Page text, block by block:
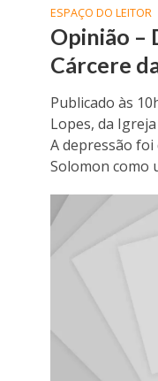
ESPAÇO DO LEITOR
Opinião –
Cárcere
Publicado às
Lopes, da
A depressão
Solomon como